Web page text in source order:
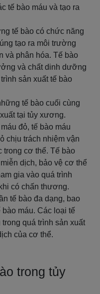
tế bào máu và tạo ra
tế bào có chức năng
tạo ra môi trường
và phân hóa. Tế bào
và chất dinh dưỡng
sản xuất tế bào
tế bào cuối cùng
tại tủy xương.
đỏ, tế bào máu
chịu trách nhiệm vận
trong cơ thể. Tế bào
dịch, bảo vệ cơ thể
gia vào quá trình
có chấn thương.
tế bào đa dạng, bao
máu. Các loại tế
quá trình sản xuất
của cơ thể.
trong tủy